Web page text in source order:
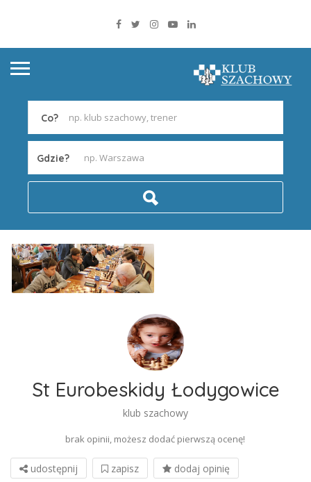
Co?
Gdzie?
St Eurobeskidy Łodygowice
klub szachowy
brak opinii, możesz dodać pierwszą ocenę!
udostępnij zapisz dodaj opinię